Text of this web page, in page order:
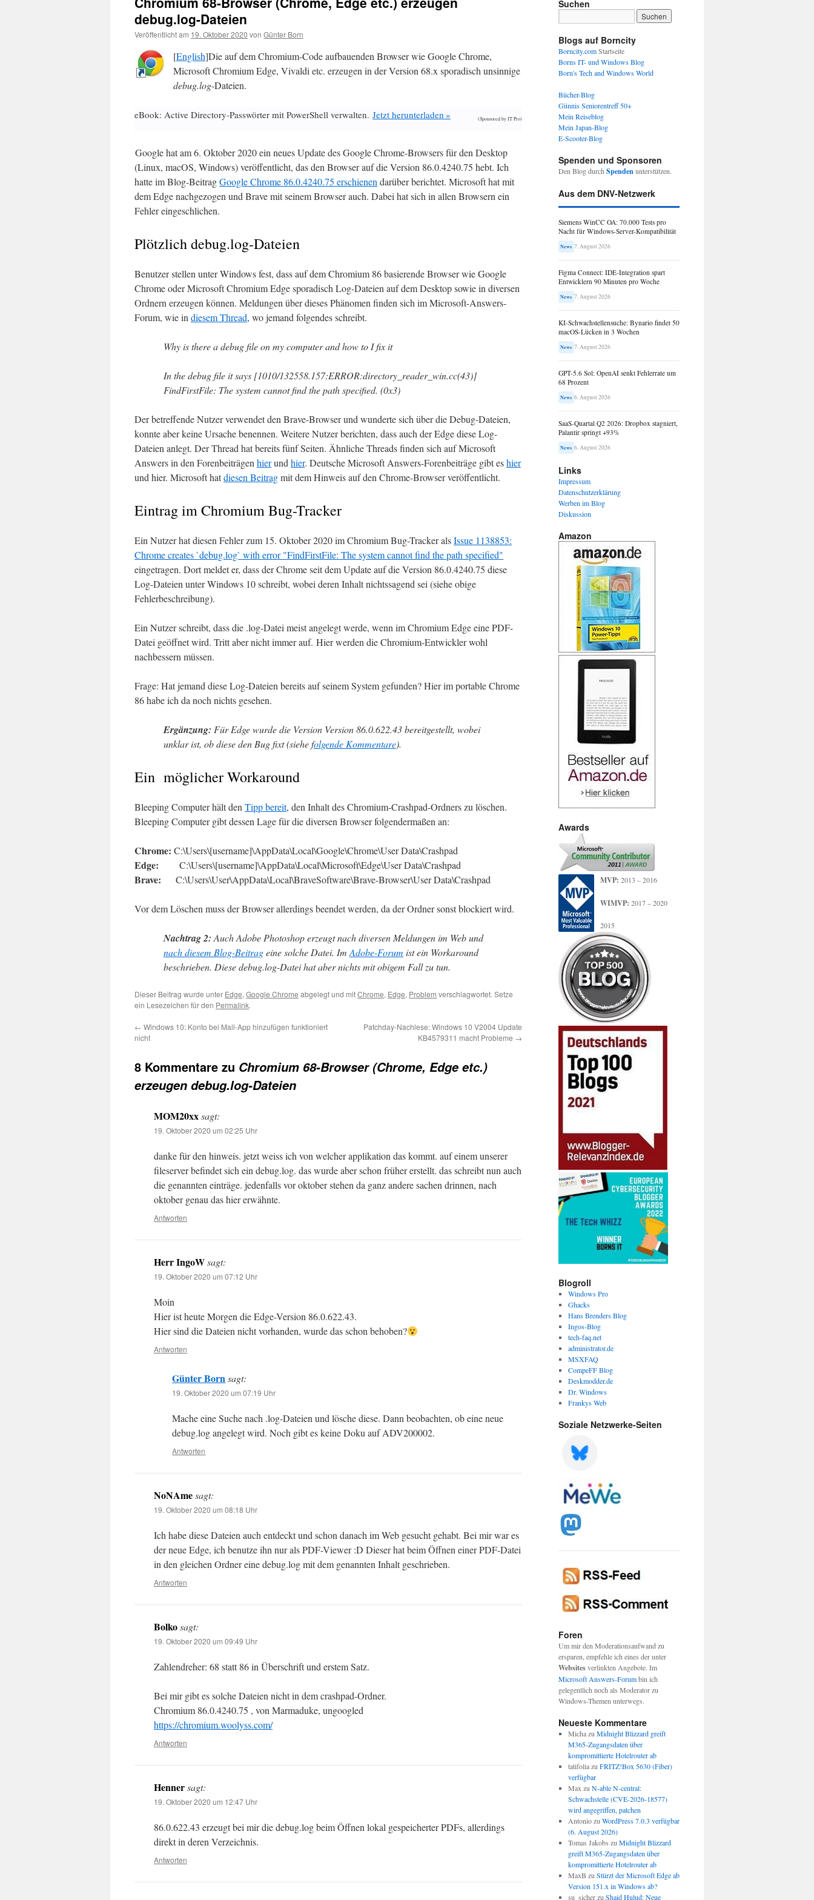
debug.log-Dateien
Veröffentlicht am 19. Oktober 2020 von Günter Born
[English]Die auf dem Chromium-Code aufbauenden Browser wie Google Chrome,
Microsoft Chromium Edge, Vivaldi etc. erzeugen in der Version 68.x sporadisch unsinnige
debug.log-Dateien.
eBook: Active Directory-Passwörter mit PowerShell verwalten. Jetzt herunterladen » (Sponsored by IT Pro)
Google hat am 6. Oktober 2020 ein neues Update des Google Chrome-Browsers für den Desktop
(Linux, macOS, Windows) veröffentlicht, das den Browser auf die Version 86.0.4240.75 hebt. Ich
hatte im Blog-BeitragGoogle Chrome 86.0.4240.75 erschienen darüber berichtet. Microsoft hat mit
dem Edge nachgezogen und Brave mit seinem Browser auch. Dabei hat sich in allen Browsern ein
Fehler eingeschlichen.
Plötzlich debug.log-Dateien
Benutzer stellen unter Windows fest, dass auf dem Chromium 86 basierende Browser wie Google
Chrome oder Microsoft Chromium Edge sporadisch Log-Dateien auf dem Desktop sowie in diversen
Ordnern erzeugen können. Meldungen über dieses Phänomen finden sich im Microsoft-Answers-
Forum, wie in diesem Thread, wo jemand folgendes schreibt.
Why is there a debug file on my computer and how to I fix it
In the debug file it says [1010/132558.157:ERROR:directory_reader_win.cc(43)]
FindFirstFile: The system cannot find the path specified. (0x3)
Der betreffende Nutzer verwendet den Brave-Browser und wunderte sich über die Debug-Dateien,
konnte aber keine Ursache benennen. Weitere Nutzer berichten, dass auch der Edge diese Log-
Dateien anlegt. Der Thread hat bereits fünf Seiten. Ähnliche Threads finden sich auf Microsoft
Answers in den Forenbeiträgen hierund hier. Deutsche Microsoft Answers-Forenbeiträge gibt eshier
und hier. Microsoft hatdiesen Beitragmit dem Hinweis auf den Chrome-Browser veröffentlicht.
Eintrag im Chromium Bug-Tracker
Ein Nutzer hat diesen Fehler zum 15. Oktober 2020 im Chromium Bug-Tracker alsIssue 1138853:
Chrome creates `debug.log` with error "FindFirstFile: The system cannot find the path specified"
eingetragen. Dort meldet er, dass der Chrome seit dem Update auf die Version 86.0.4240.75 diese
Log-Dateien unter Windows 10 schreibt, wobei deren Inhalt nichtssagend sei (siehe obige
Fehlerbeschreibung).
Ein Nutzer schreibt, dass die .log-Datei meist angelegt werde, wenn im Chromium Edge eine PDF-
Datei geöffnet wird. Tritt aber nicht immer auf. Hier werden die Chromium-Entwickler wohl
nachbessern müssen.
Frage: Hat jemand diese Log-Dateien bereits auf seinem System gefunden? Hier im portable Chrome
86 habe ich da noch nichts gesehen.
Ergänzung: Für Edge wurde die Version Version 86.0.622.43 bereitgestellt, wobei
unklar ist, ob diese den Bug fixt (siehe folgende Kommentare).
Ein möglicher Workaround
Bleeping Computer hält den Tipp bereit, den Inhalt des Chromium-Crashpad-Ordners zu löschen.
Bleeping Computer gibt dessen Lage für die diversen Browser folgendermaßen an:
Chrome: C:\Users\[username]\AppData\Local\Google\Chrome\User Data\Crashpad
Edge: C:\Users\[username]\AppData\Local\Microsoft\Edge\User Data\Crashpad
Brave: C:\Users\User\AppData\Local\BraveSoftware\Brave-Browser\User Data\Crashpad
Vor dem Löschen muss der Browser allerdings beendet werden, da der Ordner sonst blockiert wird.
Nachtrag 2: Auch Adobe Photoshop erzeugt nach diversen Meldungen im Web und
nach diesem Blog-Beitrageine solche Datei. Im Adobe-Forum ist ein Workaround
beschrieben. Diese debug.log-Datei hat aber nichts mit obigem Fall zu tun.
Dieser Beitrag wurde unter Edge, Google Chrome abgelegt und mitChrome, Edge, Problem verschlagwortet. Setze
ein Lesezeichen für den Permalink.
← Windows 10: Konto bei Mail-App hinzufügen funktioniert
nicht
Patchday-Nachlese: Windows 10 V2004 Update
KB4579311 macht Probleme →
8 Kommentare zu Chromium 68-Browser (Chrome, Edge etc.)
erzeugen debug.log-Dateien
MOM20xxsagt:
19. Oktober 2020 um 02:25 Uhr
danke für den hinweis. jetzt weiss ich von welcher applikation das kommt. auf einem unserer
fileserver befindet sich ein debug.log. das wurde aber schon früher erstellt. das schreibt nun auch
die genannten einträge. jedenfalls vor oktober stehen da ganz andere sachen drinnen, nach
oktober genau das hier erwähnte.
Antworten
Herr IngoWsagt:
19. Oktober 2020 um 07:12 Uhr
Moin
Hier ist heute Morgen die Edge-Version 86.0.622.43.
Hier sind die Dateien nicht vorhanden, wurde das schon behoben?
Antworten
Günter Born sagt:
19. Oktober 2020 um 07:19 Uhr
Mache eine Suche nach .log-Dateien und lösche diese. Dann beobachten, ob eine neue
debug.log angelegt wird. Noch gibt es keine Doku auf ADV200002.
Antworten
NoNAmesagt:
19. Oktober 2020 um 08:18 Uhr
Ich habe diese Dateien auch entdeckt und schon danach im Web gesucht gehabt. Bei mir war es
der neue Edge, ich benutze ihn nur als PDF-Viewer :D Dieser hat beim Öffnen einer PDF-Datei
in den gleichen Ordner eine debug.log mit dem genannten Inhalt geschrieben.
Antworten
Bolkosagt:
19. Oktober 2020 um 09:49 Uhr
Zahlendreher: 68 statt 86 in Überschrift und erstem Satz.
Bei mir gibt es solche Dateien nicht in dem crashpad-Ordner.
Chromium 86.0.4240.75 , von Marmaduke, ungoogled
https://chromium.woolyss.com/
Antworten
Hennersagt:
19. Oktober 2020 um 12:47 Uhr
86.0.622.43 erzeugt bei mir die debug.log beim Öffnen lokal gespeicherter PDFs, allerdings
direkt in deren Verzeichnis.
Antworten
Suchen
Blogs auf Borncity
Borncity.comStartseite
Borns IT- und Windows Blog
Born's Tech and Windows World
Bücher-Blog
Günnis Seniorentreff 50+
Mein Reiseblog
Mein Japan-Blog
E-Scooter-Blog
Spenden und Sponsoren
Den Blog durch Spendenunterstützen.
Aus dem DNV-Netzwerk
Siemens WinCC OA: 70.000 Tests pro
Nacht für Windows-Server-Kompatibilität
News 7. August 2026
Figma Connect: IDE-Integration spart
Entwicklern 90 Minuten pro Woche
News 7. August 2026
KI-Schwachstellensuche: Bynario findet 50
macOS-Lücken in 3 Wochen
News 7. August 2026
GPT-5.6 Sol: OpenAI senkt Fehlerrate um
68 Prozent
News 6. August 2026
SaaS-Quartal Q2 2026: Dropbox stagniert,
Palantir springt +93%
News 6. August 2026
Links
Impressum
Datenschutzerklärung
Werben im Blog
Diskussion
Amazon
Awards
MVP: 2013 – 2016
WIMVP: 2017 – 2020
2015
Blogroll
Windows Pro
Ghacks
Hans Brenders Blog
Ingos-Blog
tech-faq.net
administrator.de
MSXFAQ
CompeFF Blog
Deskmodder.de
Dr. Windows
Frankys Web
Soziale Netzwerke-Seiten
Foren
Um mir den Moderationsaufwand zu
ersparen, empfehle ich eines der unter
Websitesverlinkten Angebote. Im
Microsoft Answers-Forumbin ich
gelegentlich noch als Moderator zu
Windows-Themen unterwegs.
Neueste Kommentare
Michazu Midnight Blizzard greift
M365-Zugangsdaten über
kompromittierte Hotelrouter ab
tatifoliazu FRITZ!Box 5630 (Fiber)
verfügbar
Max zu N-able N-central:
Schwachstelle (CVE-2026-18577)
wird angegriffen, patchen
Antoniozu WordPress 7.0.3 verfügbar
(6. August 2026)
Tomas Jakobs zu Midnight Blizzard
greift M365-Zugangsdaten über
kompromittierte Hotelrouter ab
MaxB zu Stürzt der Microsoft Edge ab
Version 151.x in Windows ab?
su_sicherzu Shaid Hulud: Neue